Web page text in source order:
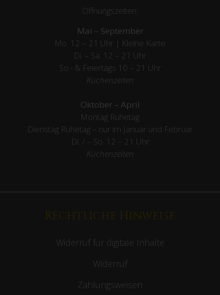
Öffnungszeiten:
Mai – September
Mo. 12 – 21 Uhr | Kleine Karte
Di. – Sa. 12 – 21 Uhr
So.- & Feiertags 10 – 21 Uhr
Küchenzeiten
Oktober – April
Montag Ruhetag
Dienstag Ruhetag – nur im Januar und Februar
Di. / – So. 12 – 21 Uhr
Küchenzeiten
Rechtliche Hinweise
Widerruf für digitale Inhalte
Widerruf
Zahlungsweisen